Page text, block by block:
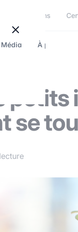
Formations
Média À propos
se